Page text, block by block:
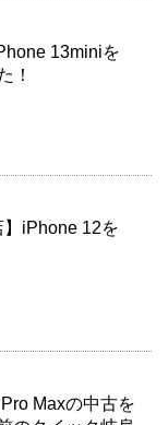
13miniを
！
】iPhone 12を
Maxの中古を